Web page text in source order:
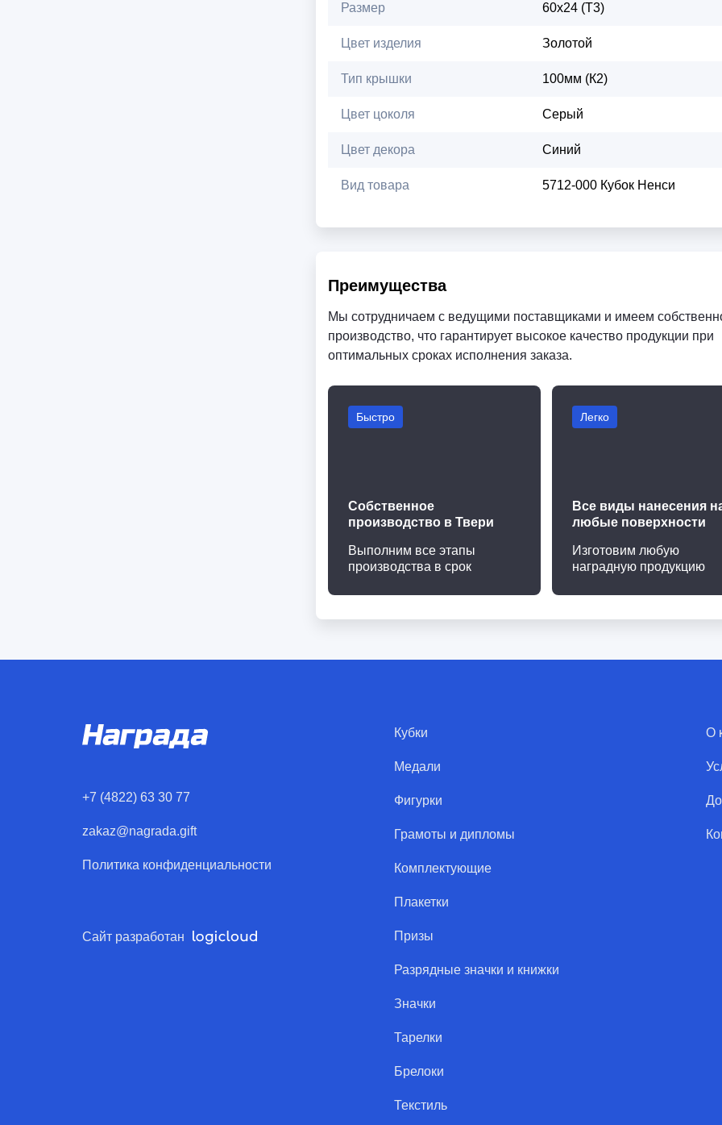
Размер 60х24 (Т3)
Цвет изделия Золотой
Тип крышки 100мм (К2)
Цвет цоколя Серый
Цвет декора Синий
Вид товара 5712-000 Кубок Ненси
Преимущества
Мы сотрудничаем с ведущими поставщиками и имеем
производство, что гарантирует высокое качество продукции при
оптимальных сроках исполнения заказа.
Быстро
Собственное
производство в Твери
Выполним все этапы
производства в срок
Легко
Все виды нанесения
любые поверхности
Изготовим любую
наградную продукцию
+7 (4822) 63 30 77
zakaz@nagrada.gift
Политика конфиденциальности
Сайт разработан
Кубки
Медали
Фигурки
Грамоты и дипломы
Комплектующие
Плакетки
Призы
Разрядные значки и книжки
Значки
Тарелки
Брелоки
Текстиль
О